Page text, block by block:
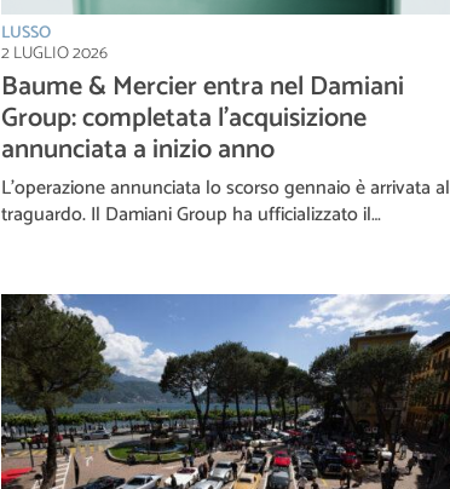
LUSSO
2 LUGLIO 2026
Baume & Mercier entra nel Damiani
Group: completata l’acquisizione
annunciata a inizio anno
L’operazione annunciata lo scorso gennaio è arrivata al
traguardo. Il Damiani Group ha ufficializzato il…